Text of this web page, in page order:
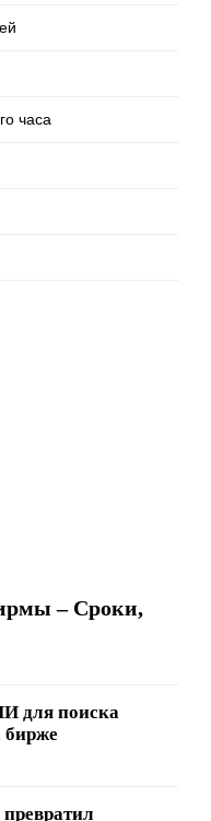
часа
– Сроки,
для поиска